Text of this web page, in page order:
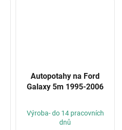
Autopotahy na Ford
Galaxy 5m 1995-2006
Výroba- do 14 pracovních
dnů